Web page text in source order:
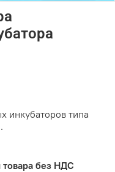
инкубаторов типа
товара без НДС